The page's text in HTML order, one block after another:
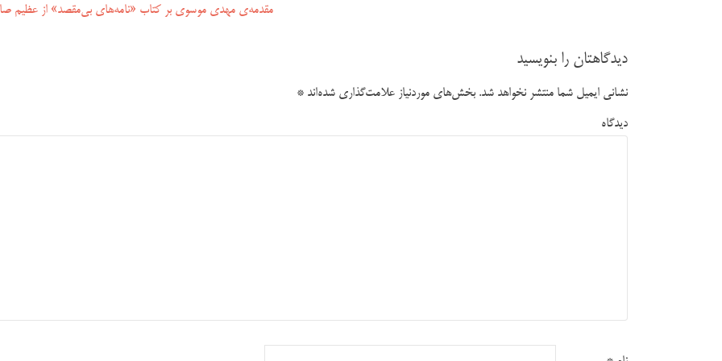
مقدمه‌‌ی مهدی موسوی بر کتاب «نامه‌های بی‌مقصد» از عظیم
دیدگاهتان را بنویسید
نشانی ایمیل شما منتشر نخواهد شد. بخش‌های موردنیاز علامت‌گذاری شده‌اند *
دیدگاه